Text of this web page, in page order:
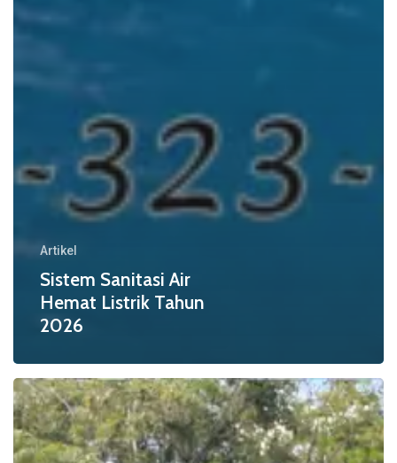
Artikel
Sistem Sanitasi Air
Hemat Listrik Tahun
2026
Komponen
Ionizer
Kolam